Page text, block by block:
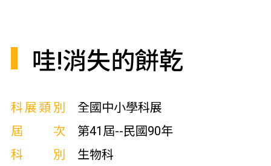
哇!消失的餅乾
科展類別
全國中小學科展
屆次
第41屆--民國90年
科別
生物科